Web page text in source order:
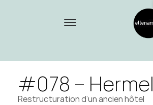
#078 – Hermel
Restructuration d’un ancien hôtel